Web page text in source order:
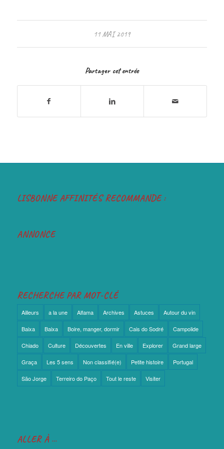
11 MAI 2019
Partager cet entrée
LISBONNE AFFINITÉS RECOMMANDE :
ANNONCE
RECHERCHE PAR MOT-CLÉ
Ailleurs a la une Alfama Archives Astuces Autour du vin
Baixa Baixa Boire, manger, dormir Cais do Sodré Campolide
Chiado Culture Découvertes En ville Explorer Grand large
Graça Les 5 sens Non classifié(e) Petite histoire Portugal
São Jorge Terreiro do Paço Tout le reste Visiter
ALLER À …